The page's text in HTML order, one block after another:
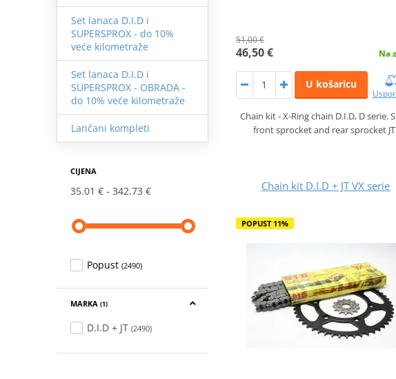
Set lanaca D.I.D i
SUPERSPROX - do 10%
veće kilometraže
Set lanaca D.I.D i
SUPERSPROX - OBRADA -
do 10% veće kilometraže
Lančani kompleti
CIJENA
35.01 € 342.73 €
Popust (2490)
MARKA (1)
D.I.D + JT (2490)
51,00 €
46,50 € Na
U košaricu
Chain kit - X-Ring chain D.I.D, D serie.
front sprocket and rear sprocket
Chain kit D.I.D + JT VX serie
POPUST 11%